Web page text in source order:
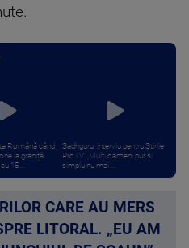
Română când
la graniță.
15 ...
Sadhguru, interviu pentru Știrile
ProTV: „Mulți oameni pur și
simplu nu mai ...
CARE AU MERS
LITORAL. „EU AM